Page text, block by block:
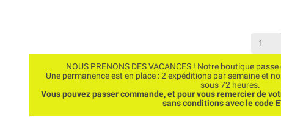
NOUS PRENONS DES VACANCES ! Notre boutique
Une permanence est en place : 2 expéditions par semaine et
sous 72 heures.
Vous pouvez passer commande, et pour vous remercier de
sans conditions avec le code